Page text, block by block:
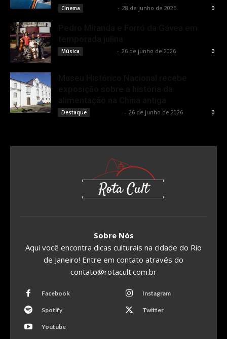
Cinema - 28 de junho de 2026 0
Música - 26 de junho de 2026 0
Destaque - 26 de junho de 2026 0
Sobre Nós
Aqui você encontra dicas culturais na cidade do Rio
de Janeiro! Entre em contato através do
contato@rotacult.com.br
Facebook Instagram
Spotify Twitter
Youtube